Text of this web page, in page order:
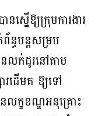
ស្នើឱ្យក្រុមការងារ
ព័ន្ធបន្តសម្រប
លក់ដូរនៅតាម
រដើមគ ឱ្យទៅ
លក្ខខណ្ឌអនុគ្រោះ